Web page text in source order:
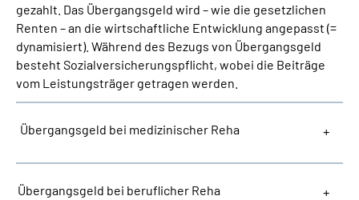
Mein Kundenportal
gezahlt. Das Übergangsgeld wird – wie die gesetzlichen
Renten – an die wirtschaftliche Entwicklung angepasst (=
dynamisiert). Während des Bezugs von Übergangsgeld
besteht Sozialversicherungspflicht, wobei die Beiträge
vom Leistungsträger getragen werden.
Übergangsgeld bei medizinischer Reha
Übergangsgeld bei beruflicher Reha